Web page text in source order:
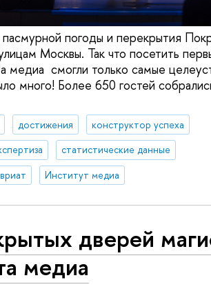
погоды и перекрытия
Москвы. Так что посетить
медиа смогли только самые
много! Более 650 гостей
достижения
конструктор успеха
статистические данные
Институт медиа
дверей
медиа